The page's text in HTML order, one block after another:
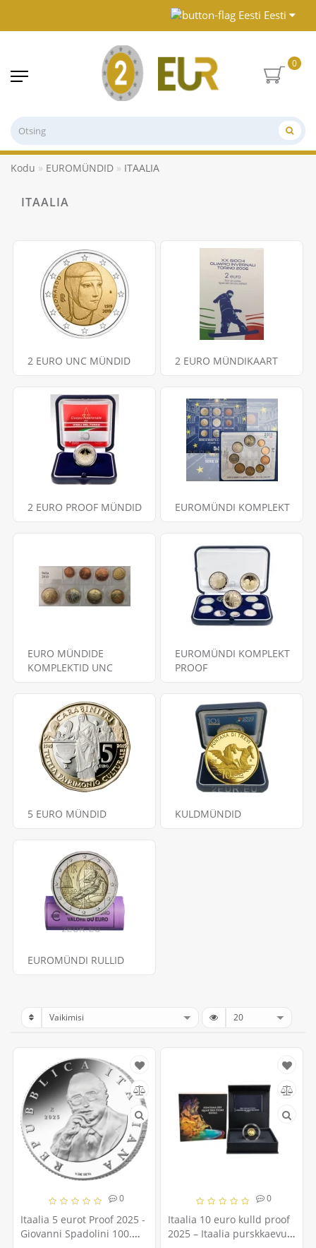
Eesti
0
Kodu EUROMÜNDID ITAALIA
ITAALIA
2 EURO UNC MÜNDID 2 EURO MÜNDIKAART
2 EURO PROOF MÜNDID EUROMÜNDI KOMPLEKT
EURO MÜNDIDE
KOMPLEKTID UNC
EUROMÜNDI KOMPLEKT
PROOF
5 EURO MÜNDID KULDMÜNDID
EUROMÜNDI RULLID
0
Itaalia 5 eurot Proof 2025 -
Giovanni Spadolini 100.
0
Itaalia 10 euro kulld proof
2025 – Itaalia purskkaevud